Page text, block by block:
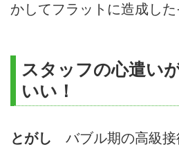
かしてフラットに造成した
スタッフの心遣い
いい！
とがし バブル期の高級接